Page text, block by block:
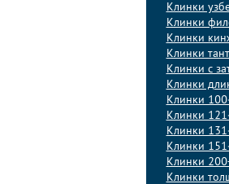
Клинки
Клинки
Клинки
Клинки
Клинки с
Клинки
Клинки
Клинки
Клинки
Клинки
Клинки
Клинки